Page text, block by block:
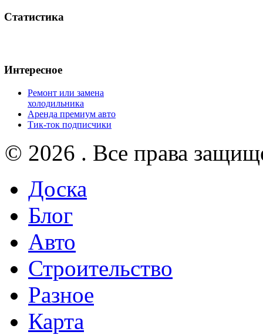
Статистика
Интересное
Ремонт или замена
холодильника
Аренда премиум авто
Тик-ток подписчики
© 2026 . Все права
Доска
Блог
Авто
Строительство
Разное
Карта